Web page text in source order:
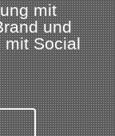
mit
und
mit Social